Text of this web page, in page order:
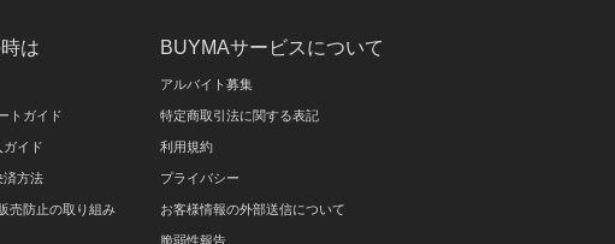
は
トガイド
ガイド
済方法
売防止の取り組み
BUYMAサービスについて
アルバイト募集
特定商取引法に関する表記
利用規約
プライバシー
お客様情報の外部送信について
脆弱性報告